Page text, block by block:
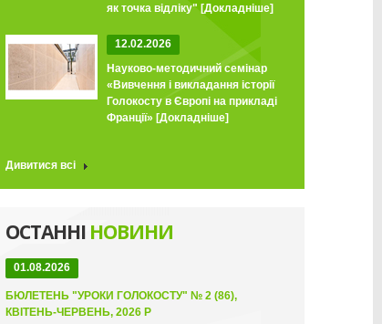
як точка відліку" [Докладніше]
12.02.2026
Науково-методичний семінар
«Вивчення і викладання історії
Голокосту в Європі на прикладі
Франції» [Докладніше]
Дивитися всі
ОСТАННІ НОВИНИ
01.08.2026
БЮЛЕТЕНЬ "УРОКИ ГОЛОКОСТУ" № 2 (86),
КВІТЕНЬ-ЧЕРВЕНЬ, 2026 Р